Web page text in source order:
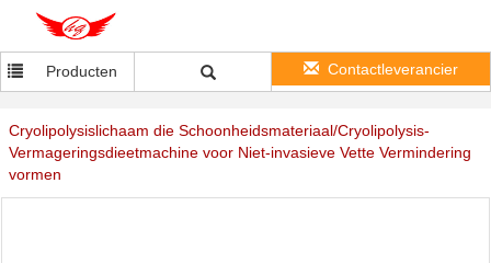
Producten Contactleverancier
Cryolipolysislichaam die Schoonheidsmateriaal/Cryolipolysis-
Vermageringsdieetmachine voor Niet-invasieve Vette Vermindering
vormen